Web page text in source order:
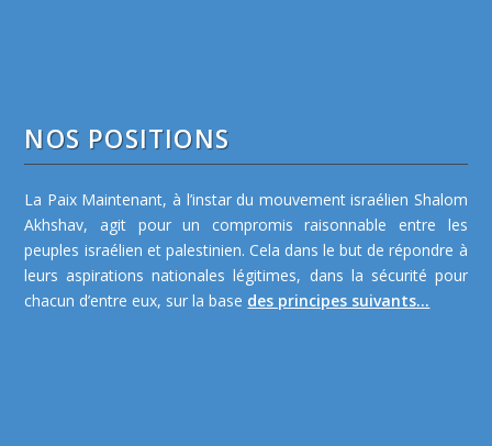
NOS POSITIONS
La Paix Maintenant, à l’instar du mouvement israélien Shalom
Akhshav, agit pour un compromis raisonnable entre les
peuples israélien et palestinien. Cela dans le but de répondre à
leurs aspirations nationales légitimes, dans la sécurité pour
chacun d’entre eux, sur la base des principes suivants...